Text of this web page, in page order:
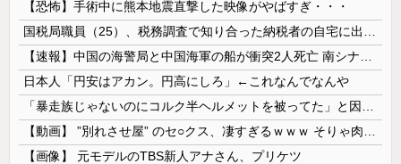
【恐怖】手術中に熊本地震直撃した映像がやばすぎ・・・
日本人「円安はアカン。円高にしろ」←これなんでなんや
【画像】 元モデルのTBS新人アナさん、プリケツ